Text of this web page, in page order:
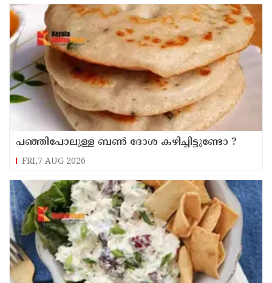
പഞ്ഞിപോലുള്ള ബൺ ദോശ കഴിച്ചിട്ടുണ്ടോ ?
FRI,7 AUG 2026